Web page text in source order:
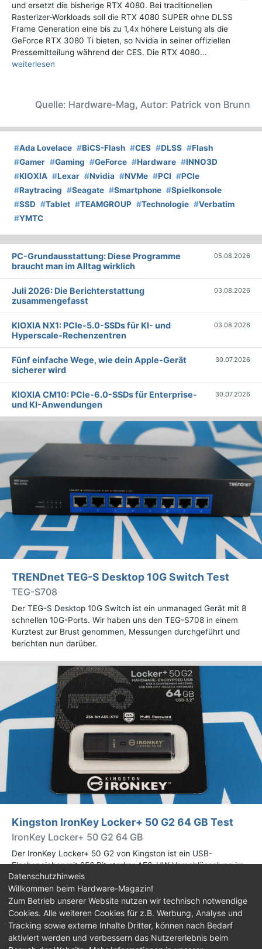
und ersetzt die bisherige RTX 4080. Bei traditionellen
Rasterizer-Workloads soll die RTX 4080 SUPER ohne DLSS
Frame Generation eine bis zu 1,4x höhere Leistung als die
GeForce RTX 3080 Ti bieten, so Nvidia in seiner offiziellen
Pressemitteilung während der CES. Die RTX 4080...
weiterlesen
Quelle: Hardware-Mag, Autor: Patrick von Brunn
#Ada Lovelace #BiCS-Flash #CES #DLSS #Flash
#Gamer #Gaming #GeForce #Hardware #INNO3D
#KIOXIA #Lexar #Nvidia #NVMe #PCI #PCIe
#Raytracing #Seagate #Smartphone #Spielkonsole
#SSD #Tablet #TEAMGROUP #Technologie #Verbatim
#YMTC
PC-Grundausstattung: Diese Programme
braucht man im Alltag wirklich
05.08.2026
Juli 2026: Die Bericht­erstattung
zusammengefasst
03.08.2026
KIOXIA NX1: PCIe-5.0-SSDs für KI- und
Hyperscale-Rechenzentren
03.08.2026
Fünf einfache Wege, wie dein Apple-Gerät
sicherer wird
30.07.2026
KIOXIA CM10: PCIe-6.0-SSDs für Enterprise-
und KI-Anwendungen
30.07.2026
TRENDnet TEG-S Desktop 10G Switch Test
TEG-S708
Der TEG-S Desktop 10G Switch ist ein unmanaged Gerät mit 8
schnellen 10G-Ports. Wir haben uns den TEG-S708 in einem
Kurztest zur Brust genommen, Messungen durchgeführt und
berichten nun darüber.
Kingston IronKey Locker+ 50 G2 64 GB Test
IronKey Locker+ 50 G2 64 GB
Der IronKey Locker+ 50 G2 von Kingston ist ein USB-
Flashspeicher mit 256 Bit starker AES-HW-Verschlüsselung im
XTS-Modus. Wir haben das 64-GB-Modell im Praxistest
genauer begutachtet.
Impressum| Kontakt |Jobs |Datenschutz |
Consent‑Einstellungen |Haftungsausschluss
Datenschutzhinweis
Willkommen beim Hardware-Magazin!
Zum Betrieb unserer Website nutzen wir technisch notwendige
Cookies. Alle weiteren Cookies für z.B. Werbung, Analyse und
Tracking sowie externe Inhalte Dritter, können nach Bedarf
aktiviert werden und verbessern das Nutzererlebnis beim